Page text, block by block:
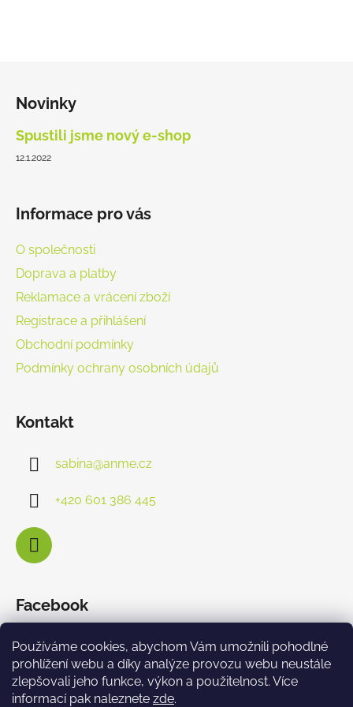
Používáme cookies, abychom Vám umožnili pohodlné
prohlížení webu a díky analýze provozu webu neustále
zlepšovali jeho funkce, výkon a použitelnost. Více
informací pak naleznete zde.
Novinky
Spustili jsme nový e-shop
12.1.2022
Informace pro vás
O společnosti
Doprava a platby
Reklamace a vrácení zboží
Registrace a přihlášení
Obchodní podmínky
Podmínky ochrany osobních údajů
Kontakt
sabina@anme.cz
+420 601 386 445
Facebook